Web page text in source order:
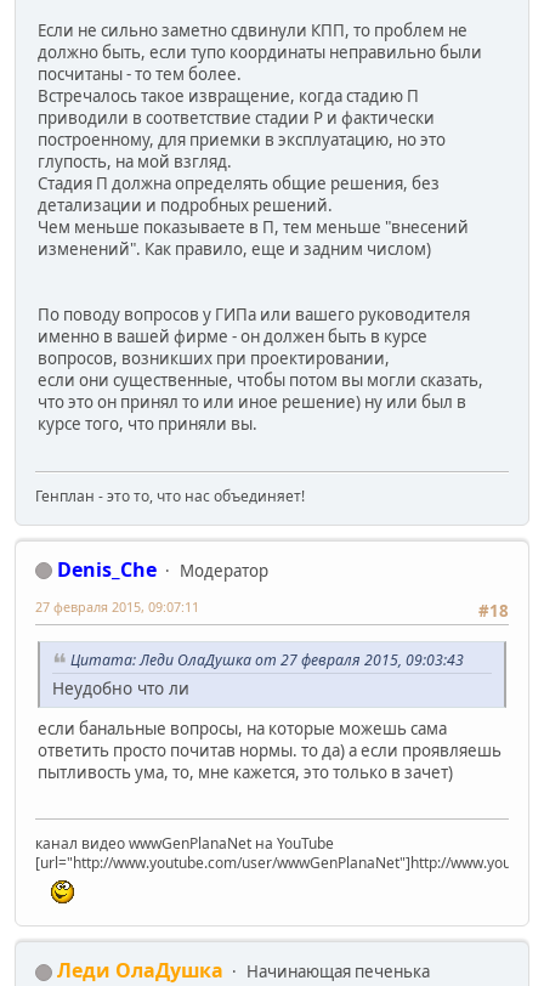
Если не сильно заметно сдвинули КПП, то проблем не
должно быть, если тупо координаты неправильно были
посчитаны - то тем более.
Встречалось такое извращение, когда стадию П
приводили в соответствие стадии Р и фактически
построенному, для приемки в эксплуатацию, но это
глупость, на мой взгляд.
Стадия П должна определять общие решения, без
детализации и подробных решений.
Чем меньше показываете в П, тем меньше "внесений
изменений". Как правило, еще и задним числом)
По поводу вопросов у ГИПа или вашего руководителя
именно в вашей фирме - он должен быть в курсе
вопросов, возникших при проектировании,
если они существенные, чтобы потом вы могли сказать,
что это он принял то или иное решение) ну или был в
курсе того, что приняли вы.
Генплан - это то, что нас объединяет!
Denis_Che
Модератор
#18
27 февраля 2015, 09:07:11
Цитата: Леди ОлаДушка от 27 февраля 2015, 09:03:43
Неудобно что ли
если банальные вопросы, на которые можешь сама
ответить просто почитав нормы. то да) а если проявляешь
пытливость ума, то, мне кажется, это только в зачет)
канал видео wwwGenPlanaNet на YouTube
[url="http://www.youtube.com/user/wwwGenPlanaNet"]http://
Леди ОлаДушка
Начинающая печенька